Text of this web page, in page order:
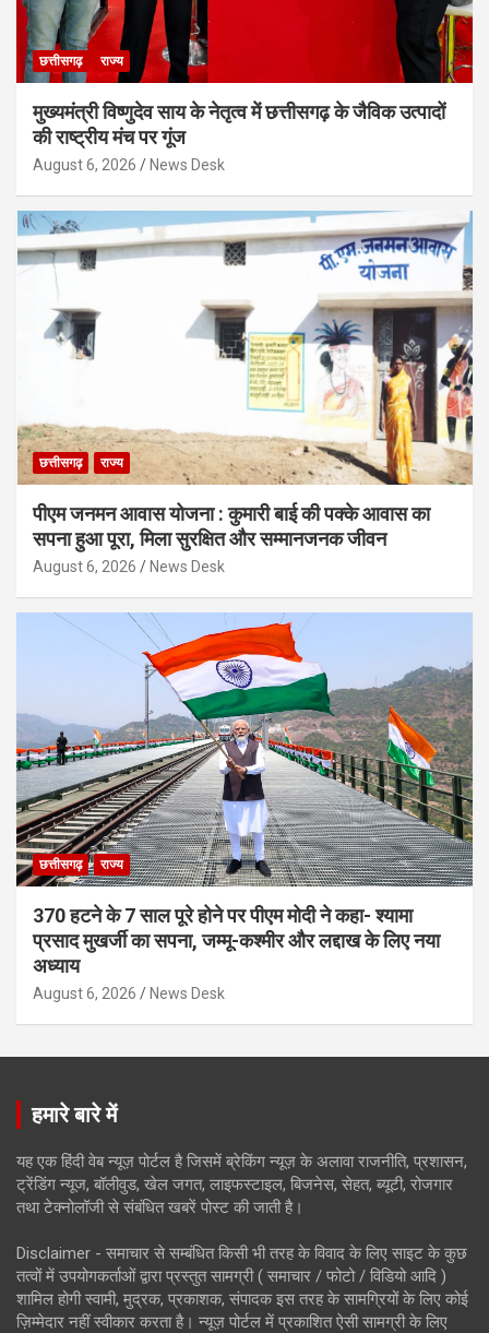
छत्तीसगढ़ राज्य
मुख्यमंत्री विष्णुदेव साय के नेतृत्व में छत्तीसगढ़ के जैविक उत्पादों
की राष्ट्रीय मंच पर गूंज
August 6, 2026 News Desk
छत्तीसगढ़ राज्य
पीएम जनमन आवास योजना : कुमारी बाई की पक्के आवास का
सपना हुआ पूरा, मिला सुरक्षित और सम्मानजनक जीवन
August 6, 2026 News Desk
छत्तीसगढ़ राज्य
370 हटने के 7 साल पूरे होने पर पीएम मोदी ने कहा- श्यामा
प्रसाद मुखर्जी का सपना, जम्मू-कश्मीर और लद्दाख के लिए नया
अध्याय
August 6, 2026 News Desk
हमारे बारे में
यह एक हिंदी वेब न्यूज़ पोर्टल है जिसमें ब्रेकिंग न्यूज़ के अलावा राजनीति, प्रशासन,
ट्रेंडिंग न्यूज, बॉलीवुड, खेल जगत, लाइफस्टाइल, बिजनेस, सेहत, ब्यूटी, रोजगार
तथा टेक्नोलॉजी से संबंधित खबरें पोस्ट की जाती है।
Disclaimer - समाचार से सम्बंधित किसी भी तरह के विवाद के लिए साइट के कुछ
तत्वों में उपयोगकर्ताओं द्वारा प्रस्तुत सामग्री ( समाचार / फोटो / विडियो आदि )
शामिल होगी स्वामी, मुद्रक, प्रकाशक, संपादक इस तरह के सामग्रियों के लिए कोई
ज़िम्मेदार नहीं स्वीकार करता है। न्यूज़ पोर्टल में प्रकाशित ऐसी सामग्री के लिए